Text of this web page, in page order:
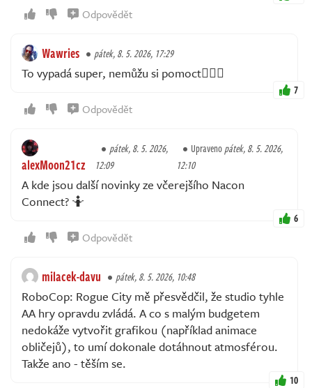
Odpovědět
Wawries pátek, 8. 5. 2026, 17:29
To vypadá super, nemůžu si pomoct🤷🏻‍♂️
7
Odpovědět
alexMoon21cz
pátek, 8. 5. 2026,
12:09
Upravenopátek, 8. 5. 2026,
12:10
A kde jsou další novinky ze včerejšího Nacon
Connect? 🤷
6
Odpovědět
milacek-davu pátek, 8. 5. 2026, 10:48
RoboCop: Rogue City mě přesvědčil, že studio tyhle
AA hry opravdu zvládá. A co s malým budgetem
nedokáže vytvořit grafikou (například animace
obličejů), to umí dokonale dotáhnout atmosférou.
Takže ano - těším se.
10